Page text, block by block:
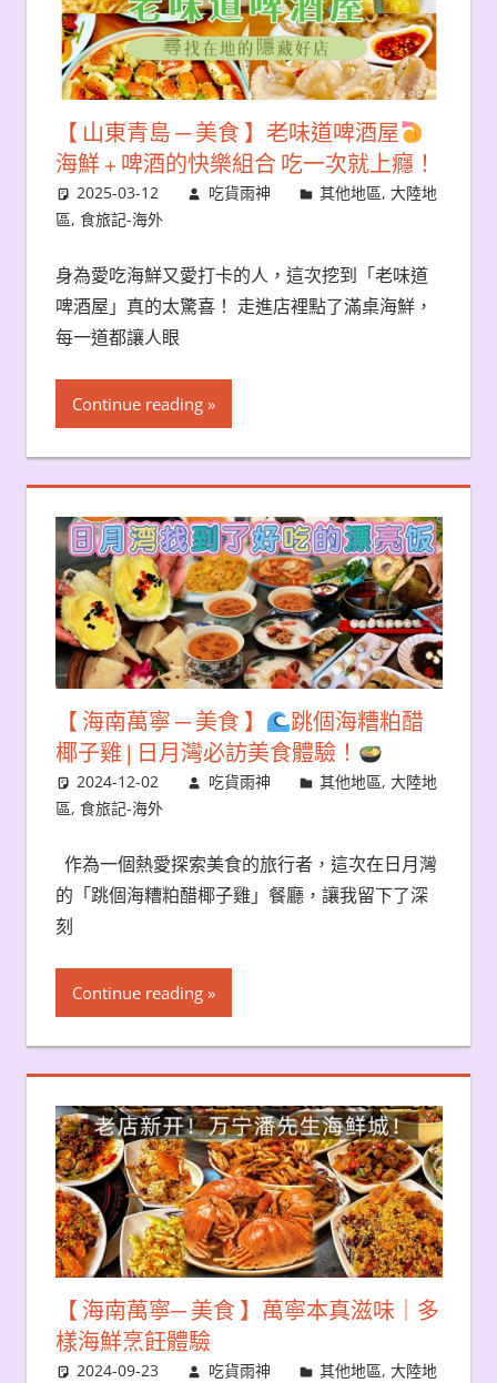
【 山東青島 ─ 美食 】老味道啤酒屋
海鮮 + 啤酒的快樂組合 吃一次就上癮！
2025-03-12 吃貨雨神 其他地區,大陸地
區, 食旅記-海外
身為愛吃海鮮又愛打卡的人，這次挖到「老味道
啤酒屋」真的太驚喜！ 走進店裡點了滿桌海鮮，
每一道都讓人眼
Continue reading
【 海南萬寧 ─ 美食 】
跳個海糟粕醋
椰子雞 | 日月灣必訪美食體驗！
2024-12-02 吃貨雨神 其他地區,大陸地
區, 食旅記-海外
作為一個熱愛探索美食的旅行者，這次在日月灣
的「跳個海糟粕醋椰子雞」餐廳，讓我留下了深
刻
Continue reading
【 海南萬寧─ 美食 】萬寧本真滋味｜多
樣海鮮烹飪體驗
2024-09-23 吃貨雨神 其他地區,大陸地